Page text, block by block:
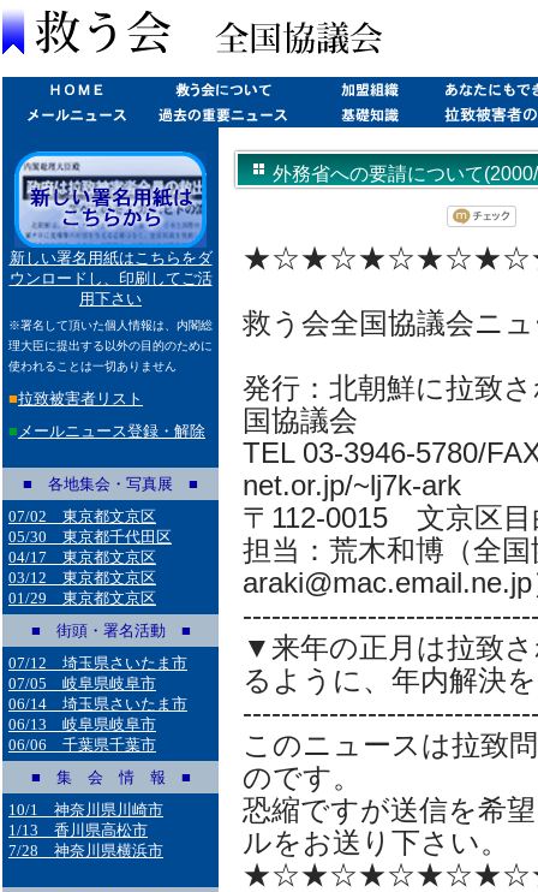
新しい署名用紙はこちらをダ
ウンロードし、印刷してご活
用下さい
※署名して頂いた個人情報は、内閣総
理大臣に提出する以外の目的のために
使われることは一切ありません
■拉致被害者リスト
■ メールニュース登録・解除
■ 各地集会・写真展 ■
07/02 東京都文京区
05/30 東京都千代田区
04/17 東京都文京区
03/12 東京都文京区
01/29 東京都文京区
■ 街頭・署名活動 ■
07/12 埼玉県さいたま市
07/05 岐阜県岐阜市
06/14 埼玉県さいたま市
06/13 岐阜県岐阜市
06/06 千葉県千葉市
■ 集 会 情 報 ■
10/1 神奈川県川崎市
1/13 香川県高松市
7/28 神奈川県横浜市
外務省への要請について
救う会全国協議会ニ
発行：北朝鮮に拉致
国協議会
TEL 03-3946-5780/
net.or.jp/~lj7k-ark
〒112-0015 文京区
担当：荒木和博（全
▼来年の正月は拉致
るように、年内解決
このニュースは拉致
のです。
恐縮ですが送信を希
ルをお送り下さい。